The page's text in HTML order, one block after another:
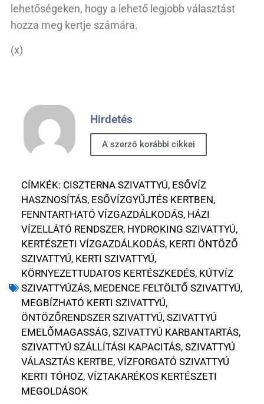
lehetőségeken, hogy a lehető legjobb választást
hozza meg kertje számára.
(x)
Hirdetés
A szerző korábbi cikkei
CÍMKÉK: CISZTERNA SZIVATTYÚ, ESŐVÍZ
HASZNOSÍTÁS, ESŐVÍZGYŰJTÉS KERTBEN,
FENNTARTHATÓ VÍZGAZDÁLKODÁS, HÁZI
VÍZELLÁTÓ RENDSZER, HYDROKING SZIVATTYÚ,
KERTÉSZETI VÍZGAZDÁLKODÁS, KERTI ÖNTÖZŐ
SZIVATTYÚ, KERTI SZIVATTYÚ,
KÖRNYEZETTUDATOS KERTÉSZKEDÉS, KÚTVÍZ
SZIVATTYÚZÁS, MEDENCE FELTÖLTŐ SZIVATTYÚ,
MEGBÍZHATÓ KERTI SZIVATTYÚ,
ÖNTÖZŐRENDSZER SZIVATTYÚ, SZIVATTYÚ
EMELŐMAGASSÁG, SZIVATTYÚ KARBANTARTÁS,
SZIVATTYÚ SZÁLLÍTÁSI KAPACITÁS, SZIVATTYÚ
VÁLASZTÁS KERTBE, VÍZFORGATÓ SZIVATTYÚ
KERTI TÓHOZ, VÍZTAKARÉKOS KERTÉSZETI
MEGOLDÁSOK